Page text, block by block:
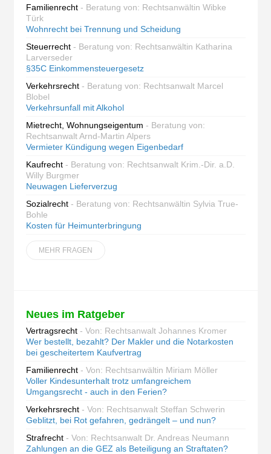
Familienrecht - Beratung von: Rechtsanwältin Wibke
Türk
Wohnrecht bei Trennung und Scheidung
Steuerrecht - Beratung von: Rechtsanwältin Katharina
Larverseder
§35C Einkommensteuergesetz
Verkehrsrecht - Beratung von: Rechtsanwalt Marcel
Blobel
Verkehrsunfall mit Alkohol
Mietrecht, Wohnungseigentum - Beratung von:
Rechtsanwalt Arnd-Martin Alpers
Vermieter Kündigung wegen Eigenbedarf
Kaufrecht - Beratung von: Rechtsanwalt Krim.-Dir. a.D.
Willy Burgmer
Neuwagen Lieferverzug
Sozialrecht - Beratung von: Rechtsanwältin Sylvia True-
Bohle
Kosten für Heimunterbringung
MEHR FRAGEN
Neues im Ratgeber
Vertragsrecht - Von: Rechtsanwalt Johannes Kromer
Wer bestellt, bezahlt? Der Makler und die Notarkosten
bei gescheitertem Kaufvertrag
Familienrecht - Von: Rechtsanwältin Miriam Möller
Voller Kindesunterhalt trotz umfangreichem
Umgangsrecht - auch in den Ferien?
Verkehrsrecht - Von: Rechtsanwalt Steffan Schwerin
Geblitzt, bei Rot gefahren, gedrängelt – und nun?
Strafrecht - Von: Rechtsanwalt Dr. Andreas Neumann
Zahlungen an die GEZ als Beteiligung an Straftaten?